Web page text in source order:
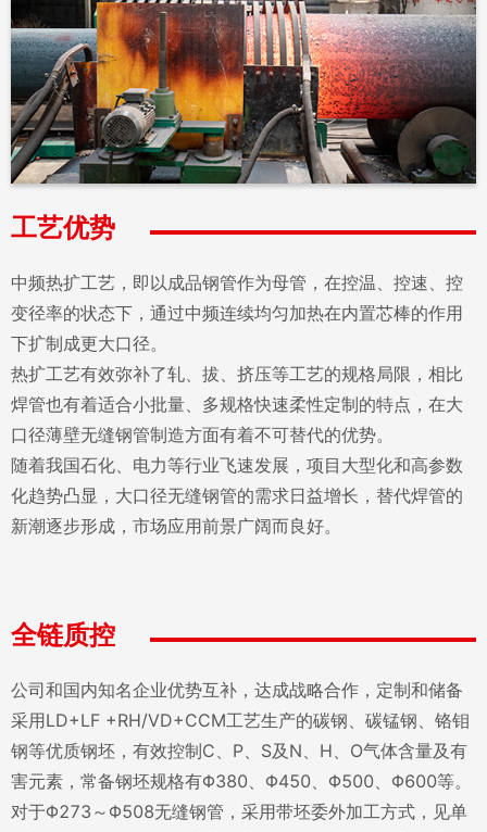
工艺优势
中频热扩工艺，即以成品钢管作为母管，在控温、控速、控
变径率的状态下，通过中频连续均匀加热在内置芯棒的作用
下扩制成更大口径。
热扩工艺有效弥补了轧、拔、挤压等工艺的规格局限，相比
焊管也有着适合小批量、多规格快速柔性定制的特点，在大
口径薄壁无缝钢管制造方面有着不可替代的优势。
随着我国石化、电力等行业飞速发展，项目大型化和高参数
化趋势凸显，大口径无缝钢管的需求日益增长，替代焊管的
新潮逐步形成，市场应用前景广阔而良好。
全链质控
公司和国内知名企业优势互补，达成战略合作，定制和储备
采用LD+LF +RH/VD+CCM工艺生产的碳钢、碳锰钢、铬钼
钢等优质钢坯，有效控制C、P、S及N、H、O气体含量及有
害元素，常备钢坯规格有Φ380、Φ450、Φ500、Φ600等。
对于Φ273～Φ508无缝钢管，采用带坯委外加工方式，见单